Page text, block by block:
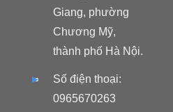
Giang, phường
Chương Mỹ,
thành phố Hà Nội.
Số điện thoại:
0965670263